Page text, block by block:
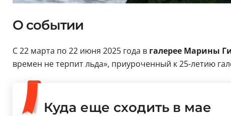
О событии
С 22 марта по 22 июня 2025 года в галерее Марины
времен не терпит льда», приуроченный к 25-летию
Куда еще сходить в мае